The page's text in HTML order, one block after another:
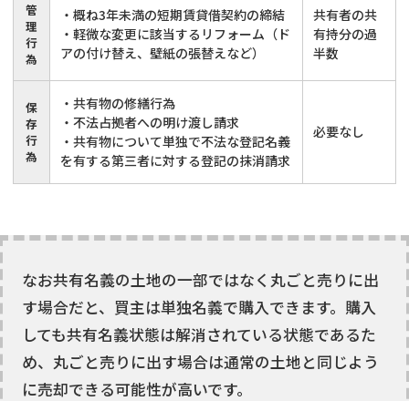
管
理
行
為
・概ね3年未満の短期賃貸借契約の締結
・軽微な変更に該当するリフォーム（ド
アの付け替え、壁紙の張替えなど）
共有者の共
有持分の過
半数
保
存
行
為
・共有物の修繕行為
・不法占拠者への明け渡し請求
・共有物について単独で不法な登記名義
を有する第三者に対する登記の抹消請求
必要なし
なお共有名義の土地の一部ではなく丸ごと売りに出
す場合だと、買主は単独名義で購入できます。購入
しても共有名義状態は解消されている状態であるた
め、丸ごと売りに出す場合は通常の土地と同じよう
に売却できる可能性が高いです。